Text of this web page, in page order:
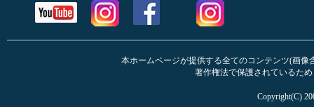
本ホームページが提供する全てのコンテンツ(画
著作権法で保護されているた
Copyright(C)